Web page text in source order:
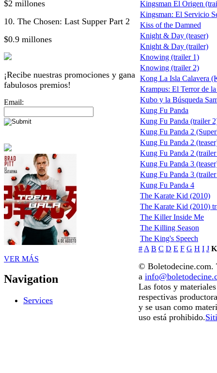
$2 millones
10. The Chosen: Last Supper Part 2
$0.9 millones
¡Recibe nuestras promociones y gana
fabulosos premios!
Email:
VER MÁS
Navigation
Services
Kingsman El Origen
Kingsman: El Servicio
Kiss of the Damned
Knight & Day (teaser)
Knight & Day (trailer)
Knowing (trailer 1)
Knowing (trailer 2)
Kong La Isla Calavera
Krampus: El Terror de
Kubo y la Búsqueda
Kung Fu Panda
Kung Fu Panda (trailer
Kung Fu Panda 2
Kung Fu Panda 2
Kung Fu Panda 2
Kung Fu Panda 3
Kung Fu Panda 3
Kung Fu Panda 4
The Karate Kid (2010)
The Karate Kid (2010)
The Killer Inside Me
The Killing Season
The King's Speech
# A B C D E F G H I J K
© Boletodecine.com.
a
Las fotos y
respectivas
y se usan como
uso está prohibido.